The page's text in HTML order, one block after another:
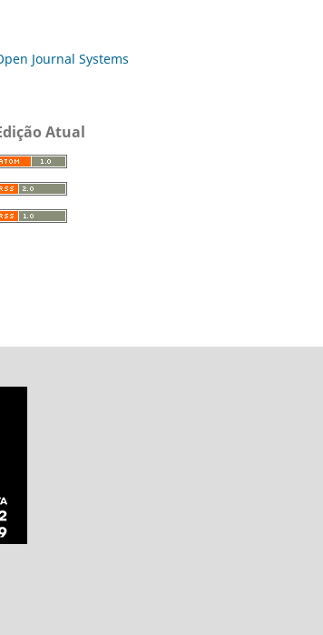
Journal Systems
Atual